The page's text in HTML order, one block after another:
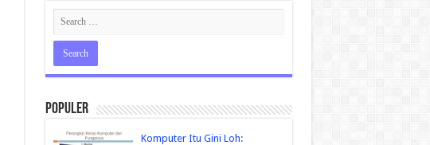
Populer
Komputer Itu Gini Loh: